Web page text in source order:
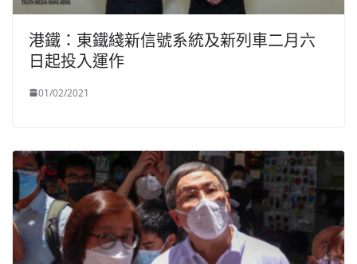
港鐵：東鐵綫新信號系統及新列車二月六
日起投入運作
01/02/2021